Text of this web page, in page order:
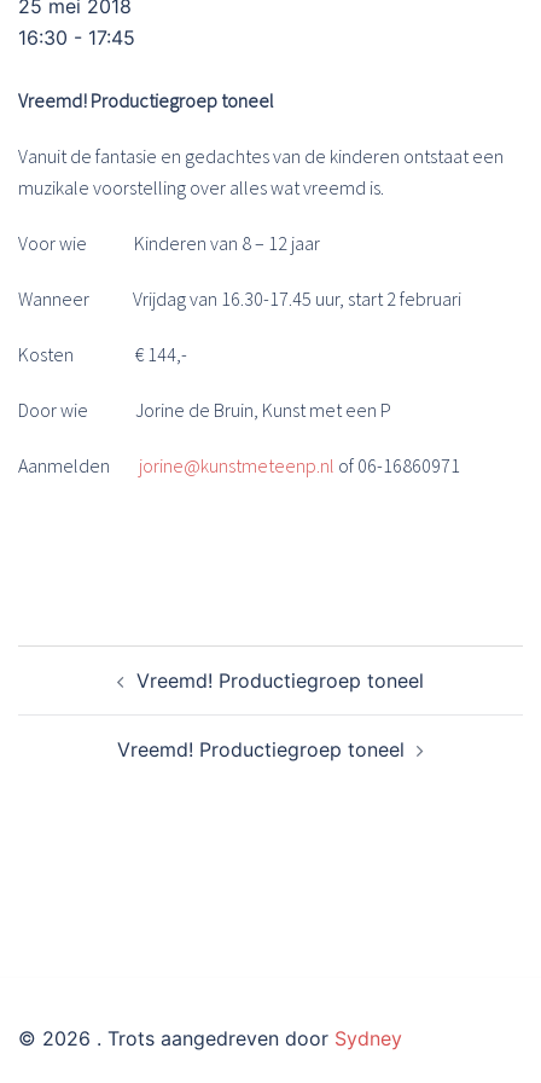
25 mei 2018
16:30 - 17:45
Vreemd! Productiegroep toneel
Vanuit de fantasie en gedachtes van de kinderen ontstaat een
muzikale voorstelling over alles wat vreemd is.
Voor wie Kinderen van 8 – 12 jaar
Wanneer Vrijdag van 16.30-17.45 uur, start 2 februari
Kosten € 144,-
Door wie Jorine de Bruin, Kunst met een P
Aanmelden jorine@kunstmeteenp.nl of 06-16860971
navigatie Vreemd! Productiegroep toneel
Vreemd! Productiegroep toneel
© 2026 . Trots aangedreven door Sydney